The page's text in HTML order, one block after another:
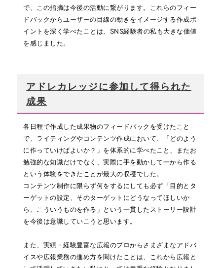
で、この指摘は今後の活動に繋がります。これらのフィー
ドバックからユーザーの目線の動きをイメージする作成ポ
イントを深く学べたことは、SNS経験者の私も大きな価値
を感じました。
アドレカレッジに参加して得られた
成果
各日程で作成した成果物のフィードバックを受けたこと
で、ライティングやコンテンツ作成において、「どのよう
に作っていけばよいか？」を体系的に学べたこと、またお
勉強的な知識だけでなく、実際に手を動かして一から作る
という体験をできたことが最大の収穫でした。
コンテンツ制作に限らず何をするにしても必ず「目的とタ
ーゲットの設定、そのターゲットにどうなってほしいか
ら、こういうものを作る」という一貫したストーリー設計
を今後は意識していこうと思います。
また、実績・経験豊富な広報のプロからさまざまなアドバ
イスや広報業務の進め方を聞けたことは、これから広報と